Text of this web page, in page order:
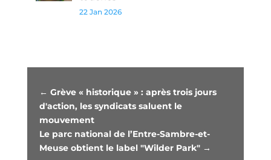
22 Jan 2026
← Grève « historique » : après trois jours
d'action, les syndicats saluent le
mouvement
Le parc national de l’Entre-Sambre-et-
Meuse obtient le label "Wilder Park"→